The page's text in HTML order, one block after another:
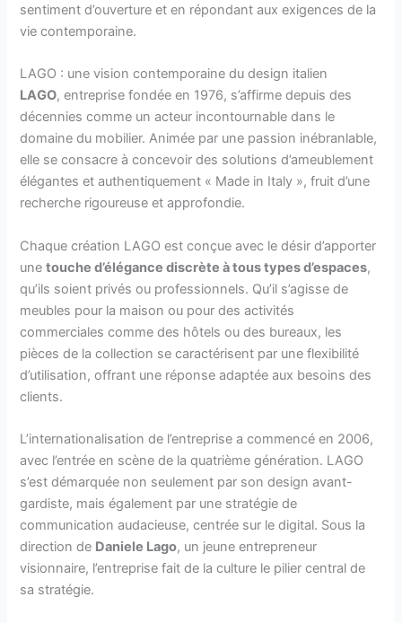
sentiment d’ouverture et en répondant aux exigences de la
vie contemporaine.
LAGO : une vision contemporaine du design italien
LAGO, entreprise fondée en 1976, s’affirme depuis des
décennies comme un acteur incontournable dans le
domaine du mobilier. Animée par une passion inébranlable,
elle se consacre à concevoir des solutions d’ameublement
élégantes et authentiquement « Made in Italy », fruit d’une
recherche rigoureuse et approfondie.
Chaque création LAGO est conçue avec le désir d’apporter
unetouche d’élégance discrète à tous types d’espaces,
qu’ils soient privés ou professionnels. Qu’il s’agisse de
meubles pour la maison ou pour des activités
commerciales comme des hôtels ou des bureaux, les
pièces de la collection se caractérisent par une flexibilité
d’utilisation, offrant une réponse adaptée aux besoins des
clients.
L’internationalisation de l’entreprise a commencé en 2006,
avec l’entrée en scène de la quatrième génération. LAGO
s’est démarquée non seulement par son design avant-
gardiste, mais également par une stratégie de
communication audacieuse, centrée sur le digital. Sous la
direction de Daniele Lago, un jeune entrepreneur
visionnaire, l’entreprise fait de la culture le pilier central de
sa stratégie.